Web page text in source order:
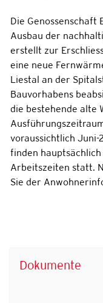
Die Genossenschaft
Ausbau der
erstellt zur
eine neue
Liestal an der
Bauvorhabens
die bestehende alte
voraussichtlich
finden
Arbeitszeiten statt.
Sie der
Dokumente